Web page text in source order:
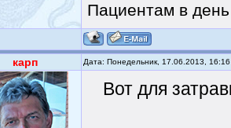
Пациентам в
карп Дата: Понедельник, 17.06.2013,
Вот для